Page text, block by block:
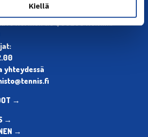
Kiellä
Nurmen tie 1, 00250 Helsinki
yhteydessä
→
→
→